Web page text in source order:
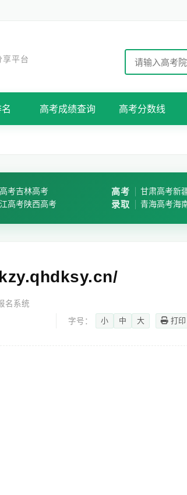
享平台
高考成绩查询 高考分数线
考吉林高考
高考陕西高考
高考 甘肃高考新
录取 青海高考海
名系统
字号：
小 中 大 打印